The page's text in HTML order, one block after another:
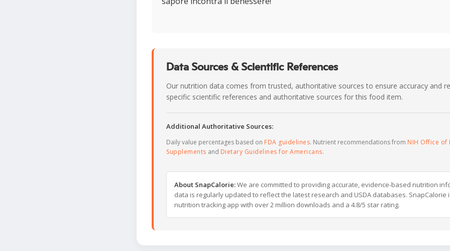
Data Sources & Scientific References
Our nutrition data comes from trusted, authoritative sources to ensure accuracy and
specific scientific references and authoritative sources for this food item.
Additional Authoritative Sources:
Daily value percentages based on FDA guidelines. Nutrient recommendations from NIH Office of
Supplements and Dietary Guidelines for Americans.
About SnapCalorie:We are committed to providing accurate, evidence-based nutrition
data is regularly updated to reflect the latest research and USDA databases. SnapCalorie
nutrition tracking app with over 2 million downloads and a 4.8/5 star rating.